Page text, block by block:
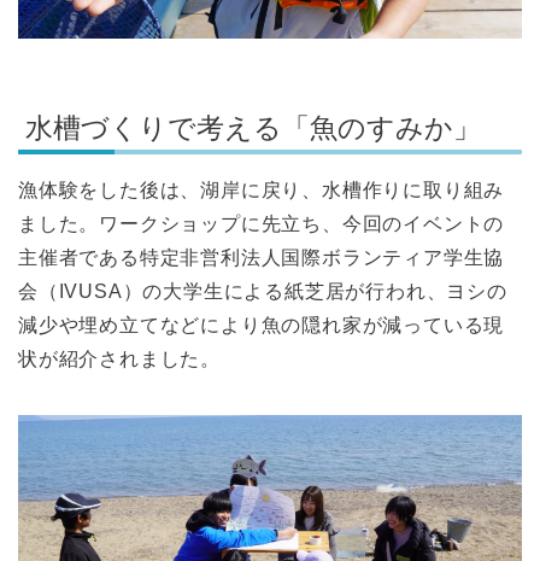
水槽づくりで考える「魚のすみか」
漁体験をした後は、湖岸に戻り、水槽作りに取り組み
ました。ワークショップに先立ち、今回のイベントの
主催者である特定非営利法人国際ボランティア学生協
会（IVUSA）の大学生による紙芝居が行われ、ヨシの
減少や埋め立てなどにより魚の隠れ家が減っている現
状が紹介されました。